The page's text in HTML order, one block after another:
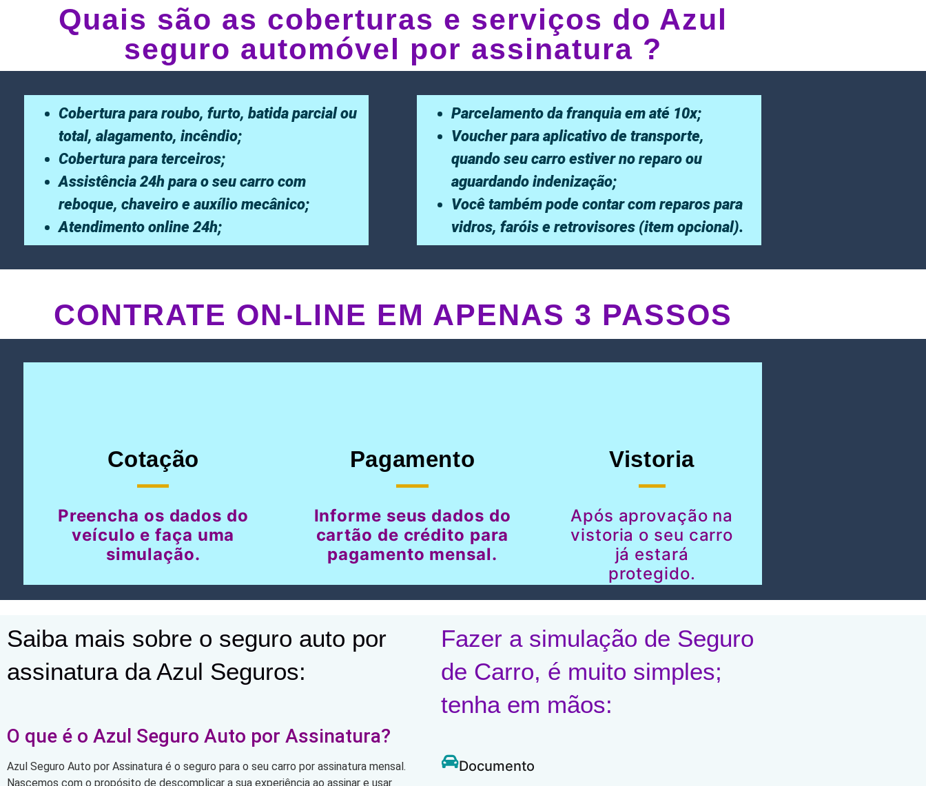
Quais são as coberturas e serviços do Azul
seguro automóvel por assinatura ?
Cobertura para roubo, furto, batida parcial ou
total, alagamento, incêndio;
Cobertura para terceiros;
Assistência 24h para o seu carro com
reboque, chaveiro e auxílio mecânico;
Atendimento online 24h;
Parcelamento da franquia em até 10x;
Voucher para aplicativo de transporte,
quando seu carro estiver no reparo ou
aguardando indenização;
Você também pode contar com reparos para
vidros, faróis e retrovisores (item opcional).
CONTRATE ON-LINE EM APENAS 3 PASSOS
Cotação
Preencha os dados do
veículo e faça uma
simulação.
Pagamento
Informe seus dados do
cartão de crédito para
pagamento mensal.
Vistoria
Após aprovação na
vistoria o seu carro
já estará
protegido.
Saiba mais sobre o seguro auto por
assinatura da Azul Seguros:
O que é o Azul Seguro Auto por Assinatura?
Azul Seguro Auto por Assinatura é o seguro para o seu carro por assinatura mensal.
Nascemos com o propósito de descomplicar a sua experiência ao assinar e usar
Fazer a simulação de Seguro
de Carro, é muito simples;
tenha em mãos:
Documento